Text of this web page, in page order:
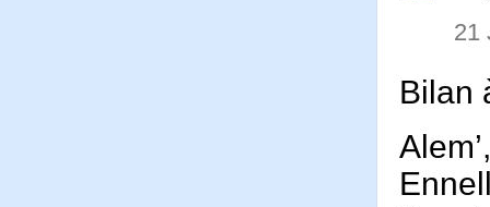
21
Bilan